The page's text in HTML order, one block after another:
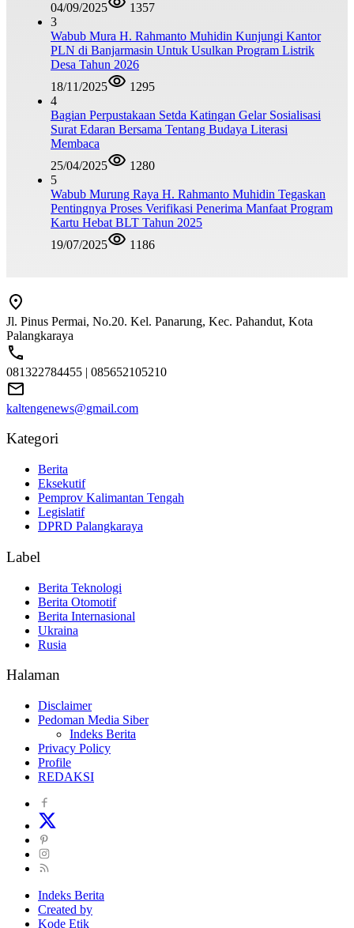
04/09/2025
1357
3
Wabub Mura H. Rahmanto Muhidin Kunjungi Kantor
PLN di Banjarmasin Untuk Usulkan Program Listrik
Desa Tahun 2026
18/11/2025
1295
4
Bagian Perpustakaan Setda Katingan Gelar Sosialisasi
Surat Edaran Bersama Tentang Budaya Literasi
Membaca
25/04/2025
1280
5
Wabub Murung Raya H. Rahmanto Muhidin Tegaskan
Pentingnya Proses Verifikasi Penerima Manfaat Program
Kartu Hebat BLT Tahun 2025
19/07/2025
1186
Jl. Pinus Permai, No.20. Kel. Panarung, Kec. Pahandut, Kota
Palangkaraya
081322784455 | 085652105210
kaltengenews@gmail.com
Kategori
Berita
Eksekutif
Pemprov Kalimantan Tengah
Legislatif
DPRD Palangkaraya
Label
Berita Teknologi
Berita Otomotif
Berita Internasional
Ukraina
Rusia
Halaman
Disclaimer
Pedoman Media Siber
Indeks Berita
Privacy Policy
Profile
REDAKSI
Indeks Berita
Created by
Kode Etik